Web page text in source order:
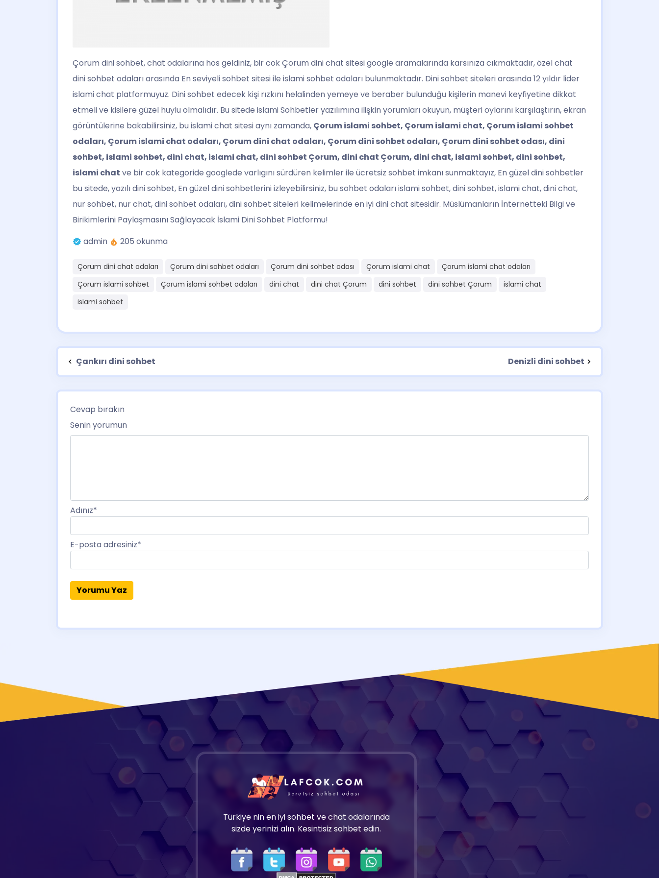
Çorum dini sohbet, chat odalarına hos geldiniz, bir cok Çorum dini chat sitesi google aramalarında karsınıza cıkmaktadır, özel chat
dini sohbet odaları arasında En seviyeli sohbet sitesi ile islami sohbet odaları bulunmaktadır. Dini sohbet siteleri arasında 12 yıldır lider
islami chat platformuyuz. Dini sohbet edecek kişi rızkını helalinden yemeye ve beraber bulunduğu kişilerin manevi keyfiyetine dikkat
etmeli ve kisilere güzel huylu olmalıdır. Bu sitede islami Sohbetler yazılımına ilişkin yorumları okuyun, müşteri oylarını karşılaştırın, ekran
görüntülerine bakabilirsiniz, bu islami chat sitesi aynı zamanda, Çorum islami sohbet, Çorum islami chat, Çorum islami sohbet
odaları, Çorum islami chat odaları, Çorum dini chat odaları, Çorum dini sohbet odaları, Çorum dini sohbet odası, dini
sohbet, islami sohbet, dini chat, islami chat, dini sohbet Çorum, dini chat Çorum, dini chat, islami sohbet, dini sohbet,
islami chat ve bir cok kategoride googlede varlıgını sürdüren kelimler ile ücretsiz sohbet imkanı sunmaktayız, En güzel dini sohbetler
bu sitede, yazılı dini sohbet, En güzel dini sohbetlerini izleyebilirsiniz, bu sohbet odaları islami sohbet, dini sohbet, islami chat, dini chat,
nur sohbet, nur chat, dini sohbet odaları, dini sohbet siteleri kelimelerinde en iyi dini chat sitesidir. Müslümanların İnternetteki Bilgi ve
Birikimlerini Paylaşmasını Sağlayacak İslami Dini Sohbet Platformu!
admin
205 okunma
Çorum dini chat odaları Çorum dini sohbet odaları Çorum dini sohbet odası Çorum islami chat
Çorum islami chat odaları
Çorum islami sohbet
Çorum islami sohbet odaları dini chat dini chat Çorum dini sohbet dini sohbet Çorum
islami chat
islami sohbet
Çankırı dini sohbet Denizli dini sohbet
Cevap bırakın
Senin yorumun
Adınız*
E-posta adresiniz*
Türkiye nin en iyi sohbet ve chat odalarında
sizde yerinizi alın. Kesintisiz sohbet edin.